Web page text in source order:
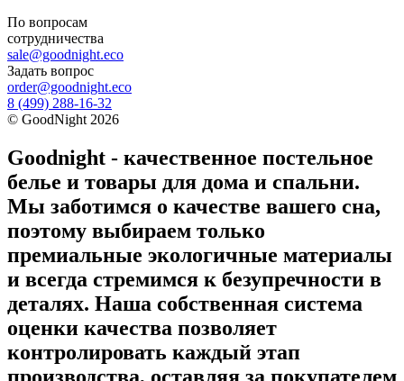
По вопросам
сотрудничества
sale@goodnight.eco
Задать вопрос
order@goodnight.eco
8 (499) 288-16-32
© GoodNight 2026
Goodnight - качественное постельное
белье и товары для дома и спальни.
Мы заботимся о качестве вашего сна,
поэтому выбираем только
премиальные экологичные материалы
и всегда стремимся к безупречности в
деталях. Наша собственная система
оценки качества позволяет
контролировать каждый этап
производства, оставляя за покупателем